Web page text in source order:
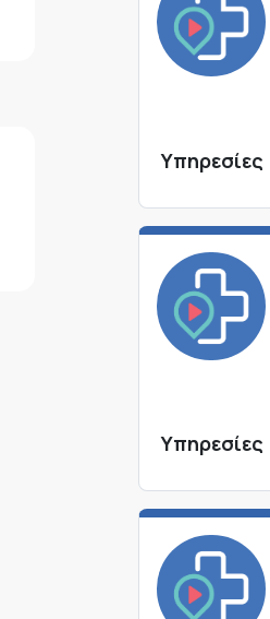
Υπηρεσίες
Υπηρεσίες